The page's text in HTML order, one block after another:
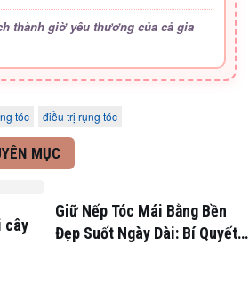
thành giờ yêu thương của cả gia
tóc điều trị rụng tóc
MỤC
cây
Giữ Nếp Tóc Mái Bằng Bền
Đẹp Suốt Ngày Dài: Bí Quyết